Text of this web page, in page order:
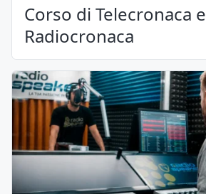
Corso di Telecronaca e
Radiocronaca